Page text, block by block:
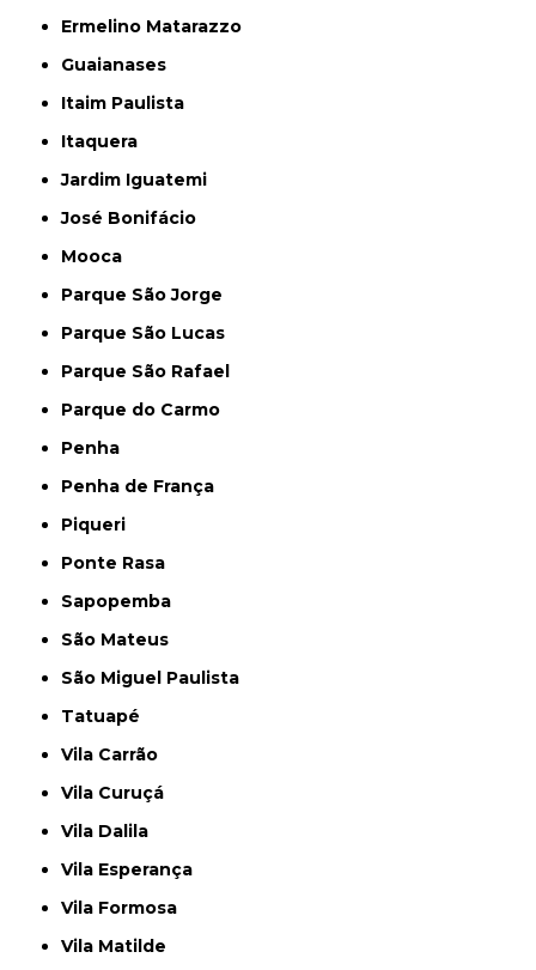
Ermelino Matarazzo
Guaianases
Itaim Paulista
Itaquera
Jardim Iguatemi
José Bonifácio
Mooca
Parque São Jorge
Parque São Lucas
Parque São Rafael
Parque do Carmo
Penha
Penha de França
Piqueri
Ponte Rasa
Sapopemba
São Mateus
São Miguel Paulista
Tatuapé
Vila Carrão
Vila Curuçá
Vila Dalila
Vila Esperança
Vila Formosa
Vila Matilde